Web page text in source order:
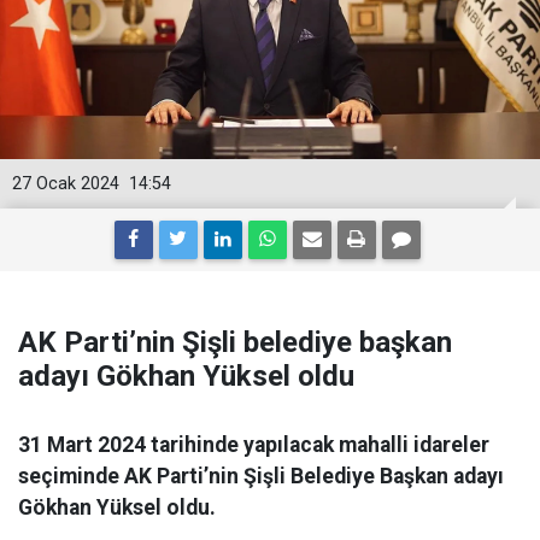
14:54
27 Ocak 2024
AK Parti’nin Şişli belediye başkan
adayı Gökhan Yüksel oldu
31 Mart 2024 tarihinde yapılacak mahalli idareler
seçiminde AK Parti’nin Şişli Belediye Başkan adayı
Gökhan Yüksel oldu.